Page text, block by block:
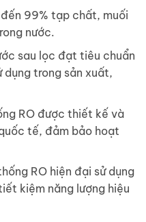
99% tạp chất, muối
nước.
sau lọc đạt tiêu chuẩn
dụng trong sản xuất,
RO được thiết kế và
tế, đảm bảo hoạt
RO hiện đại sử dụng
kiệm năng lượng hiệu